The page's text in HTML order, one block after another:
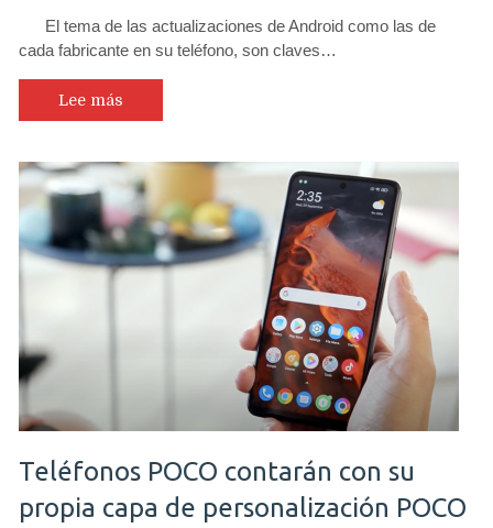
El tema de las actualizaciones de Android como las de
cada fabricante en su teléfono, son claves…
Lee más
Teléfonos POCO contarán con su
propia capa de personalización POCO